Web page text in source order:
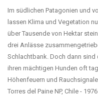
Im südlichen Patagonien und
lassen Klima und Vegetation
über Tausende von Hektar
drei Anlässe
Schlachtbank. Doch dann
ihren mächtigen Hunden oft
Höhenfeuern und
Torres del Paine NP, Chile - 1976